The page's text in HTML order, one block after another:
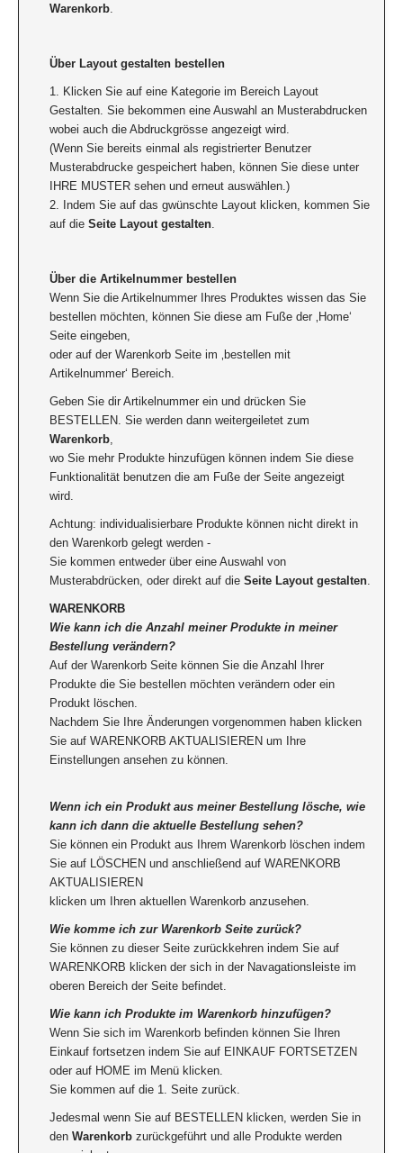
Warenkorb.
Über Layout gestalten bestellen
1. Klicken Sie auf eine Kategorie im Bereich Layout
Gestalten. Sie bekommen eine Auswahl an Musterabdrucken
wobei auch die Abdruckgrösse angezeigt wird.
(Wenn Sie bereits einmal als registrierter Benutzer
Musterabdrucke gespeichert haben, können Sie diese unter
IHRE MUSTER sehen und erneut auswählen.)
2. Indem Sie auf das gwünschte Layout klicken, kommen Sie
auf die Seite Layout gestalten.
Über die Artikelnummer bestellen
Wenn Sie die Artikelnummer Ihres Produktes wissen das Sie
bestellen möchten, können Sie diese am Fuße der ‚Home‘
Seite eingeben,
oder auf der Warenkorb Seite im ‚bestellen mit
Artikelnummer‘ Bereich.
Geben Sie dir Artikelnummer ein und drücken Sie
BESTELLEN. Sie werden dann weitergeiletet zum
Warenkorb,
wo Sie mehr Produkte hinzufügen können indem Sie diese
Funktionalität benutzen die am Fuße der Seite angezeigt
wird.
Achtung: individualisierbare Produkte können nicht direkt in
den Warenkorb gelegt werden -
Sie kommen entweder über eine Auswahl von
Musterabdrücken, oder direkt auf die Seite Layout gestalten.
WARENKORB
Wie kann ich die Anzahl meiner Produkte in meiner
Bestellung verändern?
Auf der Warenkorb Seite können Sie die Anzahl Ihrer
Produkte die Sie bestellen möchten verändern oder ein
Produkt löschen.
Nachdem Sie Ihre Änderungen vorgenommen haben klicken
Sie auf WARENKORB AKTUALISIEREN um Ihre
Einstellungen ansehen zu können.
Wenn ich ein Produkt aus meiner Bestellung lösche, wie
kann ich dann die aktuelle Bestellung sehen?
Sie können ein Produkt aus Ihrem Warenkorb löschen indem
Sie auf LÖSCHEN und anschließend auf WARENKORB
AKTUALISIEREN
klicken um Ihren aktuellen Warenkorb anzusehen.
Wie komme ich zur Warenkorb Seite zurück?
Sie können zu dieser Seite zurückkehren indem Sie auf
WARENKORB klicken der sich in der Navagationsleiste im
oberen Bereich der Seite befindet.
Wie kann ich Produkte im Warenkorb hinzufügen?
Wenn Sie sich im Warenkorb befinden können Sie Ihren
Einkauf fortsetzen indem Sie auf EINKAUF FORTSETZEN
oder auf HOME im Menü klicken.
Sie kommen auf die 1. Seite zurück.
Jedesmal wenn Sie auf BESTELLEN klicken, werden Sie in
den Warenkorbzurückgeführt und alle Produkte werden